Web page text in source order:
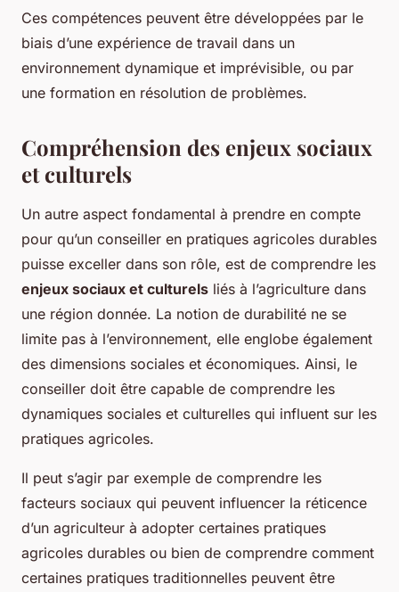
Ces compétences peuvent être développées par le
biais d’une expérience de travail dans un
environnement dynamique et imprévisible, ou par
une formation en résolution de problèmes.
Compréhension des enjeux sociaux
et culturels
Un autre aspect fondamental à prendre en compte
pour qu’un conseiller en pratiques agricoles durables
puisse exceller dans son rôle, est de comprendre les
enjeux sociaux et culturels liés à l’agriculture dans
une région donnée. La notion de durabilité ne se
limite pas à l’environnement, elle englobe également
des dimensions sociales et économiques. Ainsi, le
conseiller doit être capable de comprendre les
dynamiques sociales et culturelles qui influent sur les
pratiques agricoles.
Il peut s’agir par exemple de comprendre les
facteurs sociaux qui peuvent influencer la réticence
d’un agriculteur à adopter certaines pratiques
agricoles durables ou bien de comprendre comment
certaines pratiques traditionnelles peuvent être